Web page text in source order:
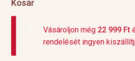
Kosár
Vásároljon még 22 999 Ft
rendelését ingyen